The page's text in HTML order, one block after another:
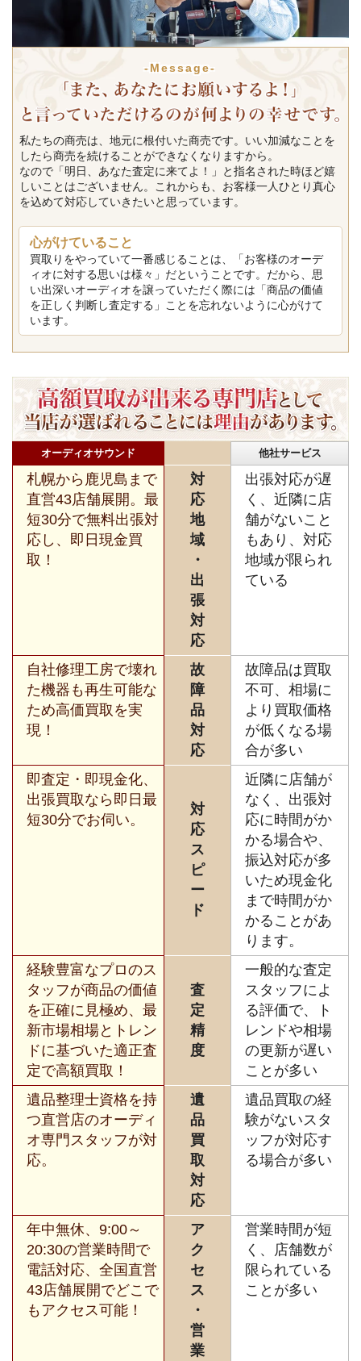
-Message-
私たちの商売は、地元に根付いた商売です。いい加減なことを
したら商売を続けることができなくなりますから。
なので「明日、あなた査定に来てよ！」と指名された時ほど嬉
しいことはございません。これからも、お客様一人ひとり真心
を込めて対応していきたいと思っています。
心がけていること
買取りをやっていて一番感じることは、「お客様のオーデ
ィオに対する思いは様々」だということです。だから、思
い出深いオーディオを譲っていただく際には「商品の価値
を正しく判断し査定する」ことを忘れないように心がけて
います。
オーディオサウンド 他社サービス
札幌から鹿児島まで
直営43店舗展開。最
短30分で無料出張対
応し、即日現金買
取！
対
応
地
域
・
出
張
対
応
出張対応が遅
く、近隣に店
舗がないこと
もあり、対応
地域が限られ
ている
自社修理工房で壊れ
た機器も再生可能な
ため高価買取を実
現！
故
障
品
対
応
故障品は買取
不可、相場に
より買取価格
が低くなる場
合が多い
即査定・即現金化、
出張買取なら即日最
短30分でお伺い。
対
応
ス
ピ
ー
ド
近隣に店舗が
なく、出張対
応に時間がか
かる場合や、
振込対応が多
いため現金化
まで時間がか
かることがあ
ります。
経験豊富なプロのス
タッフが商品の価値
を正確に見極め、最
新市場相場とトレン
ドに基づいた適正査
定で高額買取！
査
定
精
度
一般的な査定
スタッフによ
る評価で、ト
レンドや相場
の更新が遅い
ことが多い
遺品整理士資格を持
つ直営店のオーディ
オ専門スタッフが対
応。
遺
品
買
取
対
応
遺品買取の経
験がないスタ
ッフが対応す
る場合が多い
年中無休、9:00～
20:30の営業時間で
電話対応、全国直営
43店舗展開でどこで
もアクセス可能！
ア
ク
セ
ス
・
営
業
営業時間が短
く、店舗数が
限られている
ことが多い